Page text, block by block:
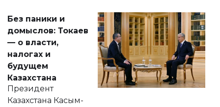
Без паники и
домыслов: Токаев
— о власти,
налогах и
будущем
Казахстана
Президент
Казахстана Касым-